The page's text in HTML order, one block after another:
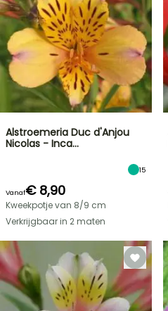
Alstroemeria Duc d'Anjou
Nicolas - Inca…
15
Vanaf€ 8,90
Kweekpotje van 8/9 cm
Verkrijgbaar in 2 maten